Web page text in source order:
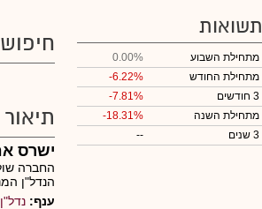
תשואות
מתחילת השבוע
0.00%
מתחילת החודש
-6.22%
3 חודשים
-7.81%
מתחילת השנה
-18.31%
3 שנים
--
ישרס
החברה
הנדל"ן
ענף: